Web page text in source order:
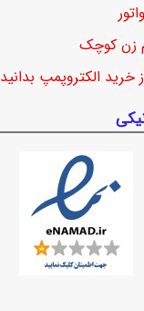
زن کوچک
خرید الکتروپمپ بدانید